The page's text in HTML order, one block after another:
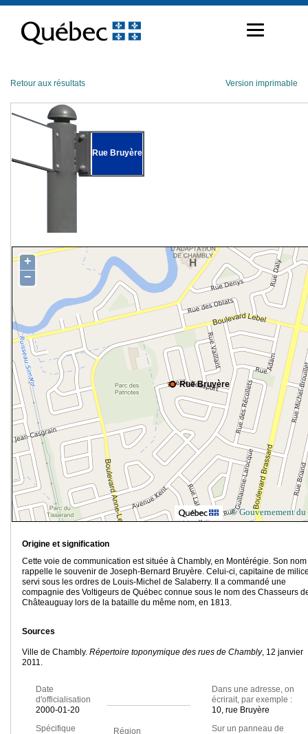
contenu
Retour aux résultats Version imprimable
Rue Bruyère
Rue Bruyère
+
−
© Gouvernement du
Origine et signification
Cette voie de communication est située à Chambly, en Montérégie. Son nom
rappelle le souvenir de Joseph-Bernard Bruyère. Celui-ci, capitaine de
servi sous les ordres de Louis-Michel de Salaberry. Il a commandé une
compagnie des Voltigeurs de Québec connue sous le nom des Chasseurs
Châteauguay lors de la bataille du même nom, en 1813.
Sources
Ville de Chambly. Répertoire toponymique des rues de Chambly, 12 janvier
2011.
Date
d'officialisation
2000-01-20
Spécifique
Région
Dans une adresse, on
écrirait, par exemple :
10, rue Bruyère
Sur un panneau de